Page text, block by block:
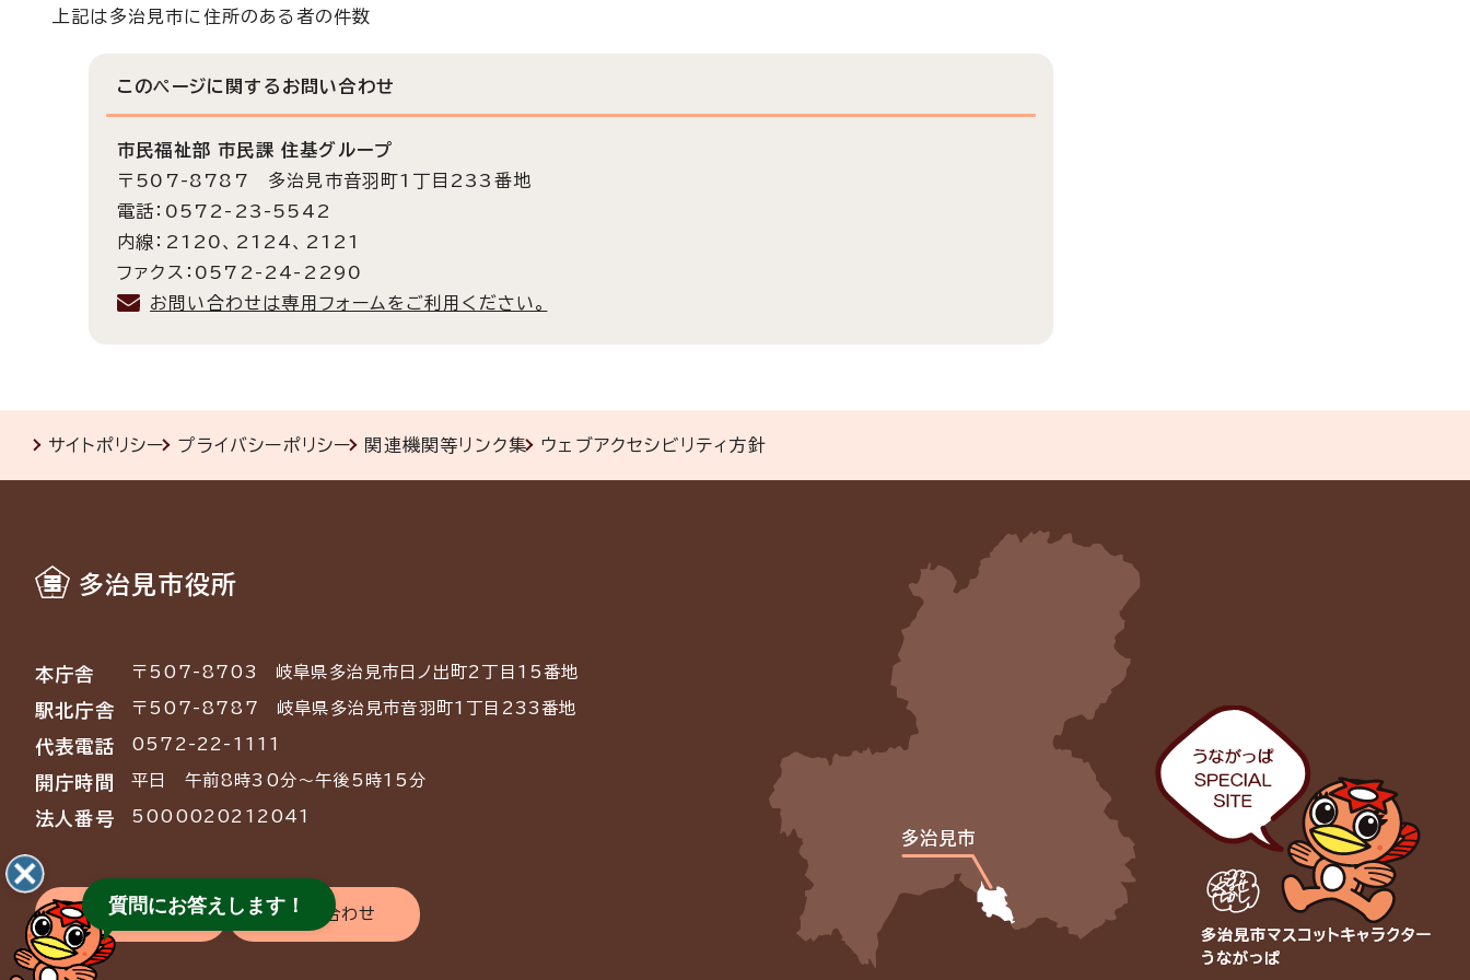
上記は多治見市に住所のある者の件数
このページに関する お問い合わせ
市民福祉部 市民課 住基グループ
〒507-8787 多治見市音羽町1丁目233番地
電話：0572-23-5542
内線：2120、2124、2121
ファクス：0572-24-2290
お問い合わせは専用フォームをご利用ください。
サイトポリシー プライバシーポリシー 関連機関等リンク集 ウェブアクセシビリティ方針
多治見市役所
本庁舎 〒507-8703 岐阜県多治見市日ノ出町2丁目15番地
駅北庁舎 〒507-8787 岐阜県多治見市音羽町1丁目233番地
代表電話 0572-22-1111
開庁時間 平日 午前8時30分～午後5時15分
法人番号 5000020212041
交通アクセス お問い合わせ
質問にお答えします！